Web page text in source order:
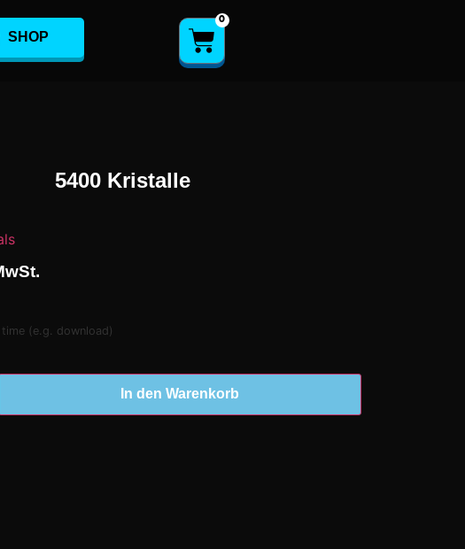
SHOP
0
5400 Kristalle
(e.g. download)
In den Warenkorb